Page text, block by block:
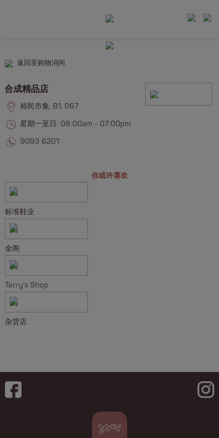
返回至购物消闲
合成精品店
裕民市集, B1, 067
星期一至日: 08:00am - 07:00pm
9093 6201
你或许喜欢
标准鞋业
金阁
Terry's Shop
杂货店